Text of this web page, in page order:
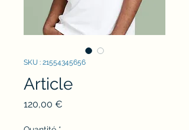
SKU : 21554345656
Article
120,00 €